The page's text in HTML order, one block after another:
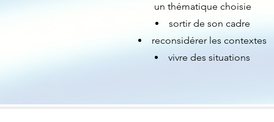
un thématique choisie
sortir de son cadre
reconsidérer les contextes
vivre des situations